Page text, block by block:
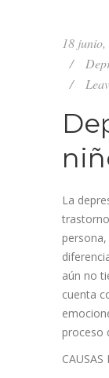
18
La
aún no
cuenta
proceso
CAUSAS